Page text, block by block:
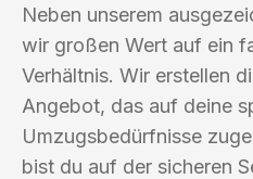
Neben unserem
wir großen Wert auf ein
Verhältnis. Wir erstellen
Angebot, das auf deine
Umzugsbedürfnisse
bist du auf der sicheren